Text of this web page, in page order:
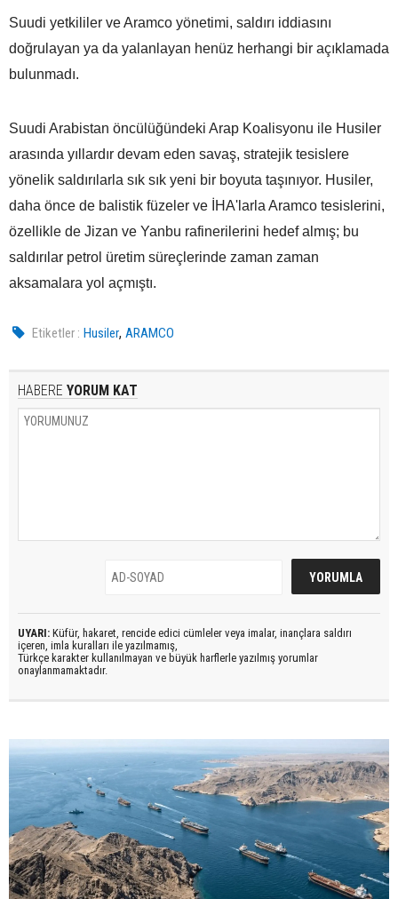
Suudi yetkililer ve Aramco yönetimi, saldırı iddiasını
doğrulayan ya da yalanlayan henüz herhangi bir açıklamada
bulunmadı.
Suudi Arabistan öncülüğündeki Arap Koalisyonu ile Husiler
arasında yıllardır devam eden savaş, stratejik tesislere
yönelik saldırılarla sık sık yeni bir boyuta taşınıyor. Husiler,
daha önce de balistik füzeler ve İHA'larla Aramco tesislerini,
özellikle de Jizan ve Yanbu rafinerilerini hedef almış; bu
saldırılar petrol üretim süreçlerinde zaman zaman
aksamalara yol açmıştı.
Etiketler : Husiler,ARAMCO
HABERE YORUM KAT
UYARI: Küfür, hakaret, rencide edici cümleler veya imalar, inançlara saldırı
içeren, imla kuralları ile yazılmamış,
Türkçe karakter kullanılmayan ve büyük harflerle yazılmış yorumlar
onaylanmamaktadır.